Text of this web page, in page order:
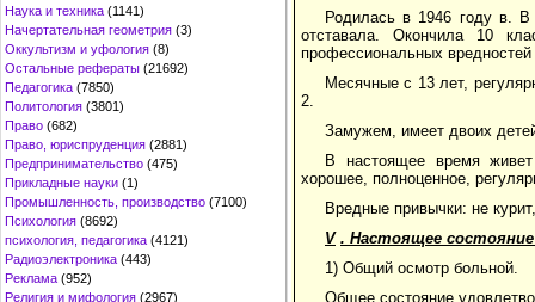
Наука и техника (1141)
Начертательная геометрия (3)
Оккультизм и уфология (8)
Остальные рефераты (21692)
Педагогика (7850)
Политология (3801)
Право (682)
Право, юриспруденция (2881)
Предпринимательство (475)
Прикладные науки (1)
Промышленность, производство (7100)
Психология (8692)
психология, педагогика (4121)
Радиоэлектроника (443)
Реклама (952)
Религия и мифология (2967)
Родилась в 1946 году в.
отставала. Окончила 10
профессиональных вредностей
Месячные с 13 лет,
2.
Замужем, имеет двоих
В настоящее время
хорошее, полноценное,
Вредные привычки: не
V . Настоящее
1) Общий осмотр больной.
Общее состояние